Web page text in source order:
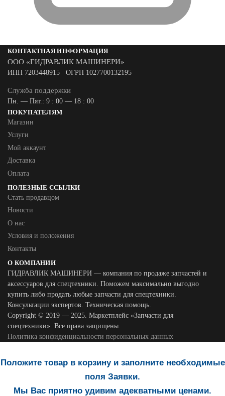
КОНТАКТНАЯ ИНФОРМАЦИЯ
ООО «ГИДРАВЛИК МАШИНЕРИ»
ИНН 7203448915 ОГРН 1027700132195
Служба поддержки
Пн. — Пят.: 9 : 00 — 18 : 00
ПОКУПАТЕЛЯМ
Магазин
Услуги
Мой аккаунт
Доставка
Оплата
ПОЛЕЗНЫЕ ССЫЛКИ
Стать продавцом
Новости
О нас
Условия и положения
Контакты
О КОМПАНИИ
ГИДРАВЛИК МАШИНЕРИ — компания по продаже запчастей и
аксессуаров для спецтехники. Поможем максимально выгодно
купить либо продать любые запчасти для спецтехники.
Консультации экспертов. Техническая помощь.
Copyright © 2019 — 2025. Маркетплейс «Запчасти для
спецтехники». Все права защищены.
Политика конфиденциальности персональных данных
Положите товар в корзину и заполните необходимые
поля Заявки.
Мы Вас приятно удивим адекватными ценами.